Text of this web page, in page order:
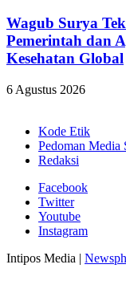
Wagub Surya
Pemerintah dan
Kesehatan Global
6 Agustus 2026
Kode Etik
Pedoman Media
Redaksi
Facebook
Twitter
Youtube
Instagram
Intipos Media |